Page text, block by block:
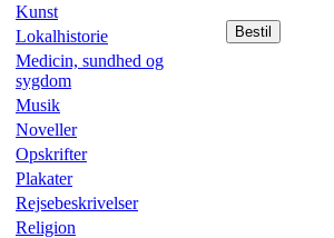
Kunst
Lokalhistorie
Medicin, sundhed og
sygdom
Musik
Noveller
Opskrifter
Plakater
Rejsebeskrivelser
Religion
Bestil